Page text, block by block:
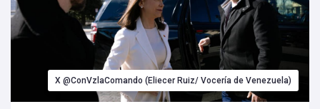
X @ConVzlaComando (Eliecer Ruiz/ Vocería de Venezuela)